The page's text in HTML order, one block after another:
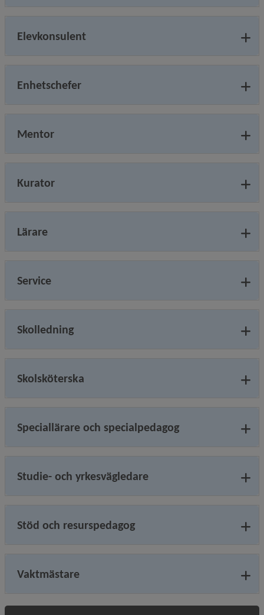
Elevkonsulent
Enhetschefer
Mentor
Kurator
Lärare
Service
Skolledning
Skolsköterska
Speciallärare och specialpedagog
Studie- och yrkesvägledare
Stöd och resurspedagog
Vaktmästare